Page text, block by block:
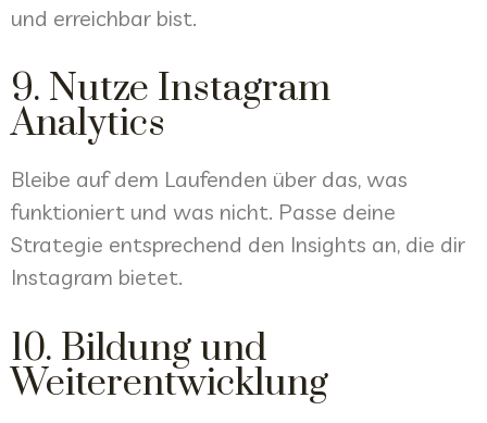
und erreichbar bist.
9. Nutze Instagram
Analytics
Bleibe auf dem Laufenden über das, was
funktioniert und was nicht. Passe deine
Strategie entsprechend den Insights an, die dir
Instagram bietet.
10. Bildung und
Weiterentwicklung